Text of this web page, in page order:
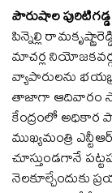
పౌరుషాల
పిన్నెల్లి
మాచర్ల
వ్యాపారులను
తాజాగా ఆదివారం
కేంద్రంలో అధికార
ముఖ్యమంత్రి
చూస్తుండగానే
నెలకూల్చేందుకు